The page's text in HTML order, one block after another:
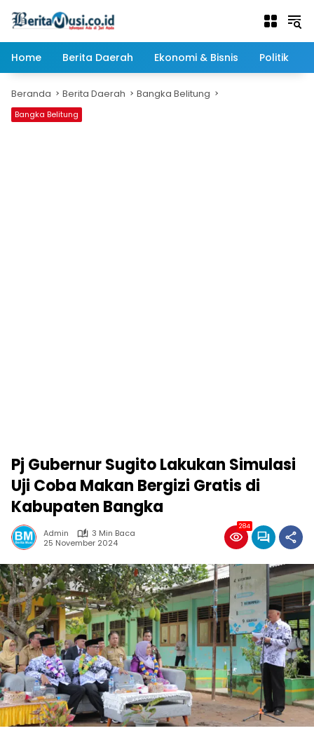
Home
Berita Daerah Ekonomi & Bisnis Politik
Beranda Berita Daerah Bangka Belitung
Bangka Belitung
Pj Gubernur Sugito Lakukan Simulasi
Uji Coba Makan Bergizi Gratis di
Kabupaten Bangka
Admin
3 Min Baca
25 November 2024
284